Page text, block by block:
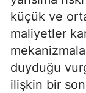
küçük ve
maliyetler
duyduğu
ilişkin bir